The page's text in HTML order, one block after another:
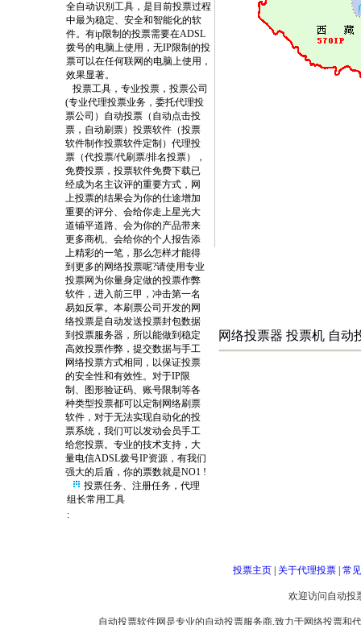
全自动识别工具，是目前投票过程
中最为稳定、安全和智能化的软
件。有ip限制的投票需要在ADSL
拨号的电脑上使用，无IP限制的投
票可以在任何联网的电脑上使用，
效果显著。
投票工具，专业投票，投票公司
(专业代理投票业务，委托代理投
票公司）自动投票（自动点击投
票，自动刷票）投票软件（投票
软件制作投票软件定制）代理投
票（代投票/代刷票/排名投票），
免费投票，投票软件免费下载已
经成为名主议评的重要方式，网
上投票的结果会为你的仕途增加
重要的评分、会给你走上星光大
道铺平道路、会为你的产品带来
更多商机、会给你的个人报告添
上精彩的一笔，那么怎样才能得
到更多的网络投票呢?请使用专业
投票网为你量身定做的投票作弊
软件，进入前三甲，冲击第一名
易如反掌。本刷票公司开发的网
络投票是自动发送投票封包数据
到投票服务器，所以能做到稳定
高效投票作弊，提交数据与手工
网络投票方式相同，以保证投票
的安全性和有效性。对于IP限
制、图形验证码、账号限制等各
种类型投票都可以定制网络刷票
软件，对于无法实现自动化的投
票系统，我们可以发动会员手工
给您投票。专业的技术支持，大
量电信ADSL拨号IP资源，有我们
强大的后盾，你的票数就是NO1 !
投票任务、注册任务，代理
组长常用工具
:
网络投票器 投票机 自动
投票主页| 关于代理投票| 常
欢迎访问自动投
自动投票软件网是专业的自动投票服务商,致力于网络投票